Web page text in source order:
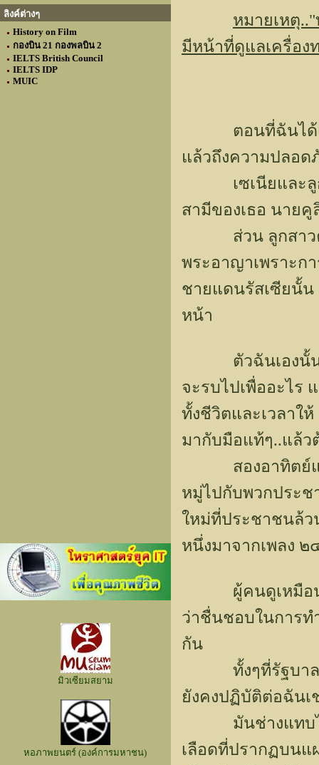
ลิงค์ต่างๆ
History on Film
กองบิน 21 กองพลบิน 2
IELTS British Council
IELTS IDP
MUIC
มิวเซียมสยาม
หอภาพยนตร์ (องค์การมหาชน)
หมายเหตุ
มีหน้าที่ดูแลเครื่อง
ตอนที่ฉันได้เดิน
แล้วถึงความปลอด
เซเนียและลูกๆ,
สามีของเธอ นาย
ส่วน ลูกสาวคน
พระอาญาเพราะก
ชายแดนรัสเซียนั้น
หน้า
ตัวฉันเองนั้น อ
จะรบไปเพื่ออะไร
ทั้งชีวิตและเวลาใ
มากับมือแท้ๆ..แล้ว
สองอาทิตย์แรก
หมู่ไปกับพวกประช
ใหม่ที่ประชาชนล้ว
หนึ่งมาจากเพลง ๒
ผู้คนดูเหมือนจะ
ว่าชื่นชอบในการท
กัน
ทั้งๆที่รัฐบาลให
ยังคงปฏิบัติต่อฉันเ
มันช่างแทบไม่น่
เลือดที่ปรากฏบนแ